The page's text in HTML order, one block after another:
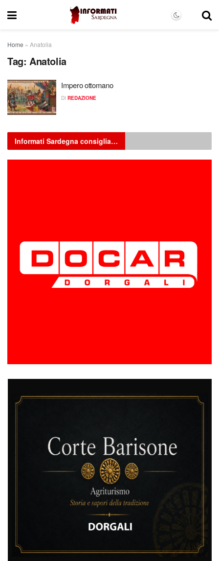
Home » Anatolia
Tag: Anatolia
Impero ottomano
DI REDAZIONE
Informati Sardegna consiglia…